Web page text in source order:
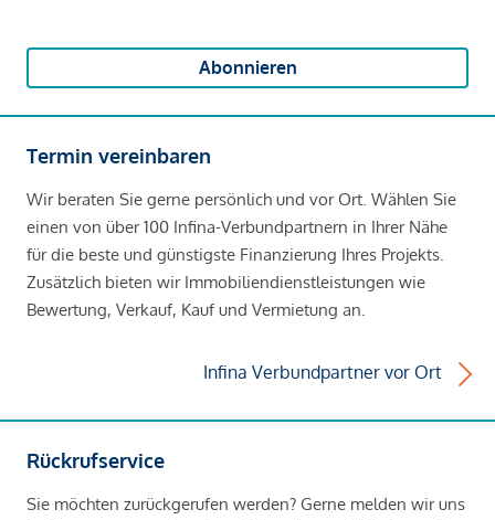
Abonnieren
Termin vereinbaren
Wir beraten Sie gerne persönlich und vor Ort. Wählen Sie
einen von über 100 Infina-Verbundpartnern in Ihrer Nähe
für die beste und günstigste Finanzierung Ihres Projekts.
Zusätzlich bieten wir Immobiliendienstleistungen wie
Bewertung, Verkauf, Kauf und Vermietung an.
Infina Verbundpartner vor Ort
Rückrufservice
Sie möchten zurückgerufen werden? Gerne melden wir uns